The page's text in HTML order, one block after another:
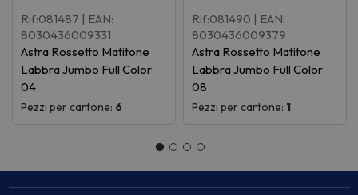
Rif:081487 | EAN:
8030436009331
Astra Rossetto Matitone
Labbra Jumbo Full Color
04
Pezzi per cartone: 6
Rif:081490 | EAN:
8030436009379
Astra Rossetto Matitone
Labbra Jumbo Full Color
08
Pezzi per cartone: 1